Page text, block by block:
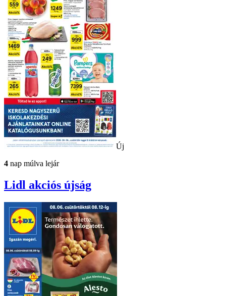
Új
4 nap múlva lejár
Lidl akciós újság